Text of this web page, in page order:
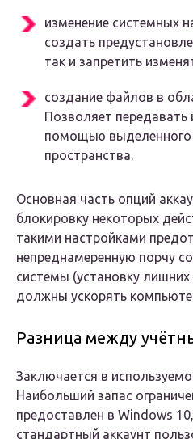
изменение системных
создать
так и запретить
создание файлов в
Позволяет
помощью выделенного
пространства.
Основная часть опций
блокировку некоторых
такими настройками
непреднамеренную порчу
системы (установку
должны ускорять
Разница между
Заключается в
Наибольший запас
предоставлен в Windows
стандартный аккаунт